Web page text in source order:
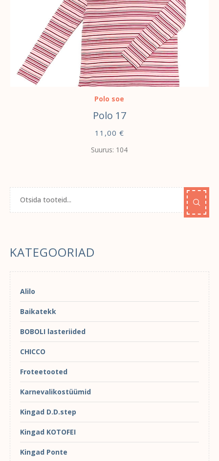
Polo soe
Polo 17
11,00 €
Suurus: 104
KATEGOORIAD
Alilo
Baikatekk
BOBOLI lasteriided
CHICCO
Froteetooted
Karnevalikostüümid
Kingad D.D.step
Kingad KOTOFEI
Kingad Ponte